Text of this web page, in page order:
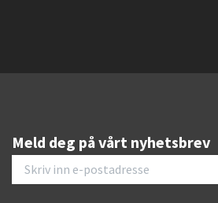
Meld deg på vårt nyhetsbrev